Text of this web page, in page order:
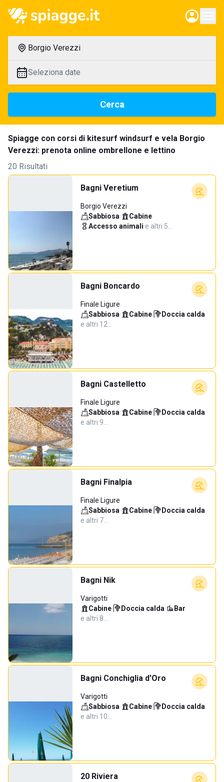
Borgio Verezzi
Seleziona date
Cerca
Spiagge con corsi di kitesurf windsurf e vela Borgio
Verezzi: prenota online ombrellone e lettino
20 Risultati
Bagni Veretium
Borgio Verezzi
Sabbiosa· Cabine·
Accesso animali·e altri 5…
Bagni Boncardo
Finale Ligure
Sabbiosa· Cabine· Doccia calda·
e altri 12…
Bagni Castelletto
Finale Ligure
Sabbiosa· Cabine· Doccia calda·
e altri 9…
Bagni Finalpia
Finale Ligure
Sabbiosa· Cabine· Doccia calda·
e altri 7…
Bagni Nik
Varigotti
Cabine· Doccia calda· Bar·
e altri 8…
Bagni Conchiglia d'Oro
Varigotti
Sabbiosa· Cabine· Doccia calda·
e altri 10…
20 Riviera